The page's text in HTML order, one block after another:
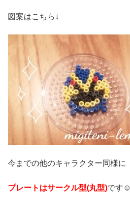
図案はこちら↓
今までの他のキャラクター同様に
プレートはサークル型(丸型)です☺️